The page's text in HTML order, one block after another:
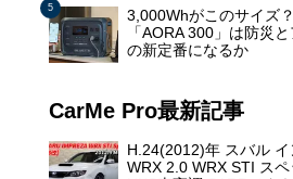
3,000Whがこのサイズ
「AORA 300」は防災
の新定番になるか
CarMe Pro最新記事
H.24(2012)年 スバル
WRX 2.0 WRX STI ス